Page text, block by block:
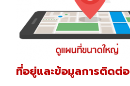
ที่อยู่และข้อมูลการติดต่อ